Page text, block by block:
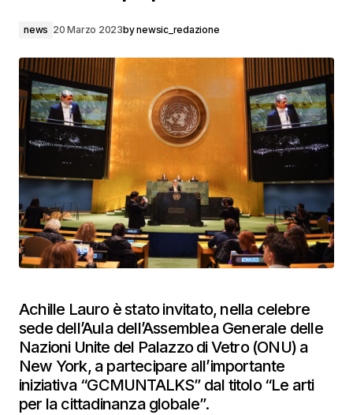
news 20 Marzo 2023bynewsic_redazione
Achille Lauro è stato invitato, nella celebre
sede dell’Aula dell’Assemblea Generale delle
Nazioni Unite del Palazzo di Vetro (ONU) a
New York, a partecipare all’importante
iniziativa “GCMUNTALKS” dal titolo “Le arti
per la cittadinanza globale”.